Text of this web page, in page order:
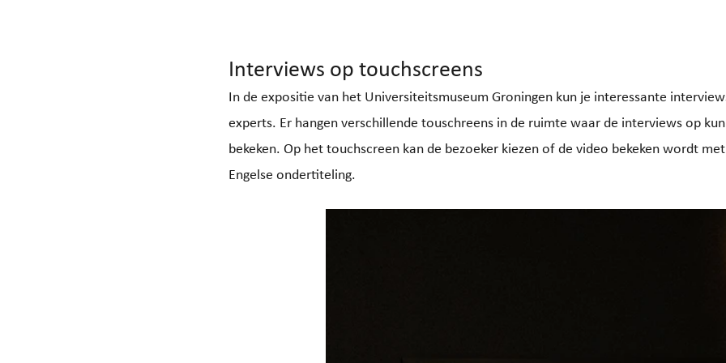
Interviews op touchscreens
In de expositie van het Universiteitsmuseum Groningen kun je interessante
experts. Er hangen verschillende touschreens in de ruimte waar de interviews op
bekeken. Op het touchscreen kan de bezoeker kiezen of de video bekeken wordt
Engelse ondertiteling.